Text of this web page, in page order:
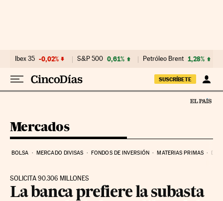
Ibex 35 -0,02% S&P 500 0,61% Petróleo Brent 1,28%
SUSCRÍBETE
Mercados
BOLSA MERCADO DIVISAS FONDOS DE INVERSIÓN MATERIAS PRIMAS
SOLICITA 90.306 MILLONES
La banca prefiere la subasta